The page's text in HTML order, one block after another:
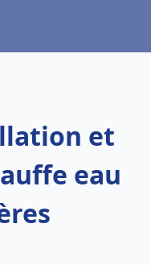
et
eau